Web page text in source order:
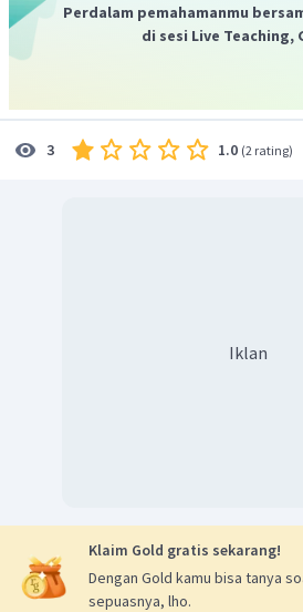
Jadi, jawaban yang tepat adalah C.
Perdalam pemahamanmu
di sesi Live Teaching,
3 1.0 (2 rating)
Iklan
Klaim Gold gratis sekarang!
Dengan Gold kamu bisa tanya
sepuasnya, lho.